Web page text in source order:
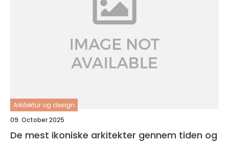
Arkitektur og design
09. October 2025
De mest ikoniske arkitekter gennem tiden og